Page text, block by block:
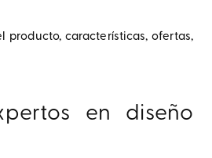
producto, características, ofertas,
en diseño